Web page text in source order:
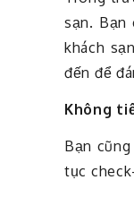
sạn. Bạn
khách
đến để
Không
Bạn
tục